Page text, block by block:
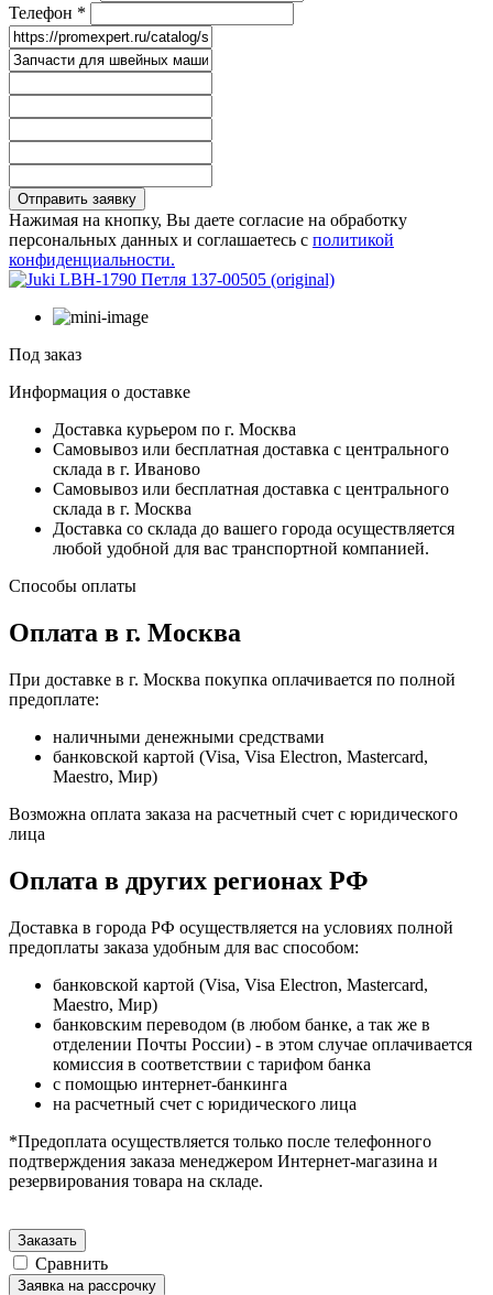
Телефон *
Отправить заявку
Нажимая на кнопку, Вы даете согласие на обработку
персональных данных и соглашаетесь с политикой
конфиденциальности.
Под заказ
Информация о доставке
Доставка курьером по г. Москва
Самовывоз или бесплатная доставка с центрального
склада в г. Иваново
Самовывоз или бесплатная доставка с центрального
склада в г. Москва
Доставка со склада до вашего города осуществляется
любой удобной для вас транспортной компанией.
Способы оплаты
Оплата в г. Москва
При доставке в г. Москва покупка оплачивается по полной
предоплате:
наличными денежными средствами
банковской картой (Visa, Visa Electron, Mastercard,
Maestro, Мир)
Возможна оплата заказа на расчетный счет с юридического
лица
Оплата в других регионах РФ
Доставка в города РФ осуществляется на условиях полной
предоплаты заказа удобным для вас способом:
банковской картой (Visa, Visa Electron, Mastercard,
Maestro, Мир)
банковским переводом (в любом банке, а так же в
отделении Почты России) - в этом случае оплачивается
комиссия в соответствии с тарифом банка
с помощью интернет-банкинга
на расчетный счет с юридического лица
*Предоплата осуществляется только после телефонного
подтверждения заказа менеджером Интернет-магазина и
резервирования товара на складе.
Заказать
Сравнить
Заявка на рассрочку